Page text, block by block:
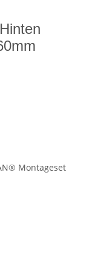
Montageset